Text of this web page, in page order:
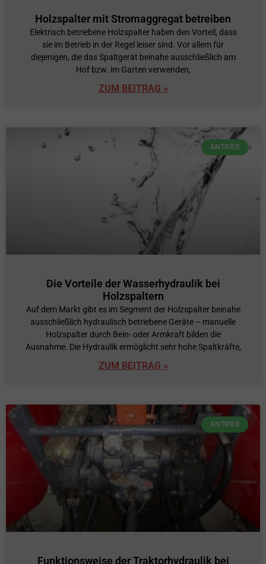
Holzspalter mit Stromaggregat betreiben
Elektrisch betriebene Holzspalter haben den Vorteil, dass
sie im Betrieb in der Regel leiser sind. Vor allem für
diejenigen, die das Spaltgerät beinahe ausschließlich am
Hof bzw. im Garten verwenden,
ZUM BEITRAG »
ANTRIEB
Die Vorteile der Wasserhydraulik bei
Holzspaltern
Auf dem Markt gibt es im Segment der Holzspalter beinahe
ausschließlich hydraulisch betriebene Geräte – manuelle
Holzspalter durch Bein- oder Armkraft bilden die
Ausnahme. Die Hydraulik ermöglicht sehr hohe Spaltkräfte,
ZUM BEITRAG »
ANTRIEB
Funktionsweise der Traktorhydraulik bei